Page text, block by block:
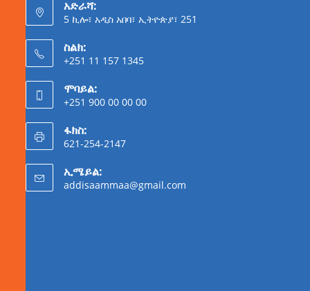
አድራሻ:
5 ኪሎ፣ አዲስ አበባ፣ ኢትዮጵያ፣ 251
ስልክ:
+251 11 157 1345
ሞባይል:
+251 900 00 00 00
ፋክስ:
621-254-2147
ኢሜይል:
addisaammaa@gmail.com